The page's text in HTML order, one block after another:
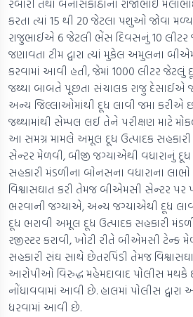
રબારી તથા બનાસકાંઠાના રાજાભાઈ
કરતા ત્યાં 15 થી 20 જેટલા પશુઓ જોવા
રાજુભાઈએ 6 જેટલી ભેંસ દિવસનું 10
જણાવતા ટીમ દ્વારા ત્યાં મુકેલ અમુલના
કરવામાં આવી હતી, જેમાં 1000 લીટર
જથ્થા બાબતે પૂછતા સંચાલક રાજુ દેસાઈએ
અન્ય જિલ્લાઓમાંથી દૂધ લાવી જમા કરીએ
જથ્થામાંથી સેમ્પલ લઈ તેને પરીક્ષણ માટે
આ સમગ્ર મામલે અમૂલ દૂધ ઉત્પાદક
સેન્ટર મેળવી, બીજી જગ્યાએથી વધારાનું
સહકારી મંડળીના બોનસના વધારાના
વિશ્વાસઘાત કરી તેમજ બીએમસી સેન્ટર પર
ભરવાની જગ્યાએ, અન્ય જગ્યાએથી દૂધ
દૂધ ભરાવી અમૂલ દૂધ ઉત્પાદક સહકારી
રજીસ્ટર કરાવી, ખોટી રીતે બીએમસી ટેન્ક
સહકારી સંઘ સાથે છેતરપિંડી તેમજ
આરોપીઓ વિરુદ્ધ મહેમદાવાદ પોલીસ મથકે
નોંધાવવામાં આવી છે. હાલમાં પોલીસ
ધરવામાં આવી છે.